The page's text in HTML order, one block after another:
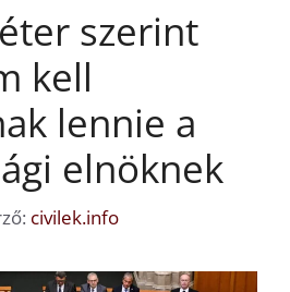
szerint
kell
lennie a
elnöknek
civilek.info